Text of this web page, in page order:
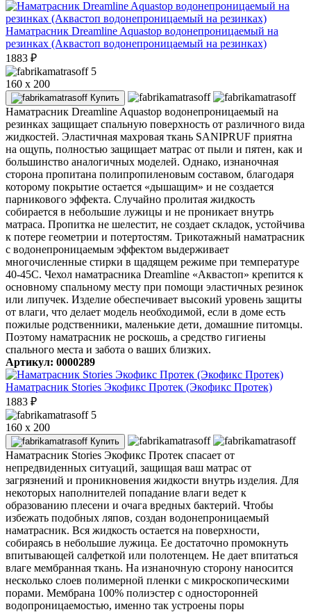
Наматрасник Dreamline Aquastop водонепроницаемый на
резинках (Аквастоп водонепроницаемый на резинках)
1883 ₽
5
160 x 200
Купить
Наматрасник Dreamline Aquastop водонепроницаемый на
резинках защищает спальную поверхность от различного вида
жидкостей. Эластичная махровая ткань SANIPRUF приятна
на ощупь, полностью защищает матрас от пыли и пятен, как и
большинство аналогичных моделей. Однако, изнаночная
сторона пропитана полипропиленовым составом, благодаря
которому покрытие остается «дышащим» и не создается
парникового эффекта. Случайно пролитая жидкость
собирается в небольшие лужицы и не проникает внутрь
матраса. Пропитка не шелестит, не создает складок, устойчива
к потере геометрии и потертостям. Трикотажный наматрасник
с водонепроницаемым эффектом выдерживает
многочисленные стирки в щадящем режиме при температуре
40-45С. Чехол наматрасника Dreamline «Аквастоп» крепится к
основному спальному месту при помощи эластичных резинок
или липучек. Изделие обеспечивает высокий уровень защиты
от влаги, что делает модель необходимой, если в доме есть
пожилые родственники, маленькие дети, домашние питомцы.
Поэтому наматрасник не роскошь, а средство гигиены
спального места и забота о ваших близких.
Артикул: 0000289
Наматрасник Stories Экофикс Протек (Экофикс Протек)
1883 ₽
5
160 x 200
Купить
Наматрасник Stories Экофикс Протек спасает от
непредвиденных ситуаций, защищая ваш матрас от
загрязнений и проникновения жидкости внутрь изделия. Для
некоторых наполнителей попадание влаги ведет к
образованию плесени и очага вредных бактерий. Чтобы
избежать подобных ляпов, создан водонепроницаемый
наматрасник. Вся жидкость остается на поверхности,
собираясь в небольшие лужица. Ее достаточно промокнуть
впитывающей салфеткой или полотенцем. Не дает впитаться
влаге мембранная ткань. На изнаночную сторону наносится
несколько слоев полимерной пленки с микроскопическими
порами. Мембрана 100% полиэстер с односторонней
водопроницаемостью, именно так устроены поры